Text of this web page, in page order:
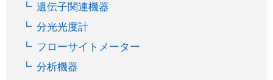
遺伝子関連機器
分光光度計
フローサイトメーター
分析機器